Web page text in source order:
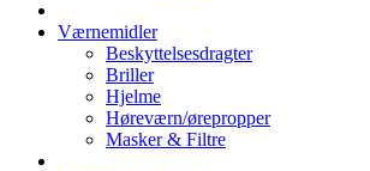
Værnemidler
Beskyttelsesdragter
Briller
Hjelme
Høreværn/ørepropper
Masker & Filtre